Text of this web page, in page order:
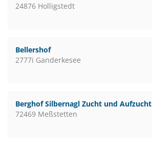
24876 Holligstedt
Bellershof
2777i Ganderkesee
Berghof Silbernagl Zucht und Aufzucht
72469 Meßstetten